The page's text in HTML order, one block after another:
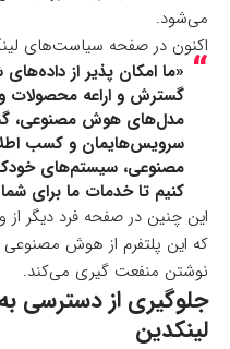
می‌شود.
اکنون در صفحه سیاست‌های
«ما امکان پذیر از
گسترش و اراعه
مدل‌های هوش مصنوعی،
سرویس‌هایمان و کسب
مصنوعی، سیستم‌های
کنیم تا خدمات ما برای
این چنین در صفحه فرد دیگر از
که این پلتفرم از هوش مصنوعی
نوشتن منفعت گیری می‌کند.
جلوگیری از دسترسی
لینکدین